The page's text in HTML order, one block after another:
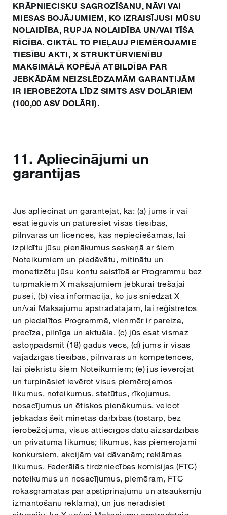
KRĀPNIECISKU SAGROZĪŠANU, NĀVI VAI
MIESAS BOJĀJUMIEM, KO IZRAISĪJUSI MŪSU
NOLAIDĪBA, RUPJA NOLAIDĪBA UN/VAI TĪŠA
RĪCĪBA. CIKTĀL TO PIEĻAUJ PIEMĒROJAMIE
TIESĪBU AKTI, X STRUKTŪRVIENĪBU
MAKSIMĀLĀ KOPĒJĀ ATBILDĪBA PAR
JEBKĀDĀM NEIZSLĒDZAMĀM GARANTIJĀM
IR IEROBEŽOTA LĪDZ SIMTS ASV DOLĀRIEM
(100,00 ASV DOLĀRI).
11. Apliecinājumi un
garantijas
Jūs apliecināt un garantējat, ka: (a) jums ir vai
esat ieguvis un paturēsiet visas tiesības,
pilnvaras un licences, kas nepieciešamas, lai
izpildītu jūsu pienākumus saskaņā ar šiem
Noteikumiem un piedāvātu, mitinātu un
monetizētu jūsu kontu saistībā ar Programmu bez
turpmākiem X maksājumiem jebkurai trešajai
pusei, (b) visa informācija, ko jūs sniedzāt X
un/vai Maksājumu apstrādātājam, lai reģistrētos
un piedalītos Programmā, vienmēr ir pareiza,
precīza, pilnīga un aktuāla, (c) jūs esat vismaz
astoņpadsmit (18) gadus vecs, (d) jums ir visas
vajadzīgās tiesības, pilnvaras un kompetences,
lai piekristu šiem Noteikumiem; (e) jūs ievērojat
un turpināsiet ievērot visus piemērojamos
likumus, noteikumus, statūtus, rīkojumus,
nosacījumus un ētiskos pienākumus, veicot
jebkādas šeit minētās darbības (tostarp, bez
ierobežojuma, visus attiecīgos datu aizsardzības
un privātuma likumus; likumus, kas piemērojami
konkursiem, akcijām vai dāvanām; reklāmas
likumus, Federālās tirdzniecības komisijas (FTC)
noteikumus un nosacījumus, piemēram, FTC
rokasgrāmatas par apstiprinājumu un atsauksmju
izmantošanu reklāmā), un jūs neradīsiet